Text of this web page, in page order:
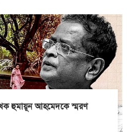
হুমায়ূন আহমেদকে স্মরণ